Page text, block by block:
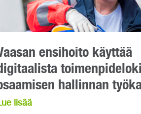
ensihoito käyttää
hallinnan
lisää